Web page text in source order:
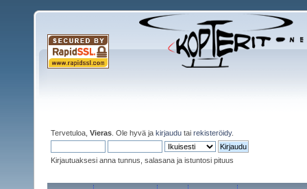
Tervetuloa, Vieras . Ole hyvä ja kirjaudu tai rekisteröidy.
Kirjautuaksesi anna tunnus, salasana ja istuntosi pituus